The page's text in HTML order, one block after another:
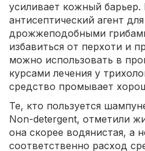
усиливает кожный барьер.
антисептический агент
дрожжеподобными
избавиться от перхоти и
можно использовать в
курсами лечения у
средство промывает
Те, кто пользуется
Non-detergent, отметили
она скорее водянистая, а
соответственно расход